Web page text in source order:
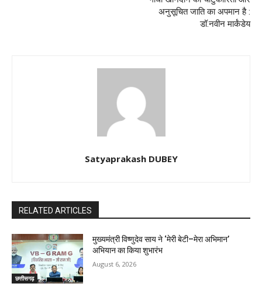
अनुसूचित जाति का अपमान है :
डॉ.नवीन मार्कंडेय
Satyaprakash DUBEY
RELATED ARTICLES
छत्तीसगढ़
मुख्यमंत्री विष्णुदेव साय ने ‘मेरी बेटी–मेरा अभिमान’
अभियान का किया शुभारंभ
August 6, 2026